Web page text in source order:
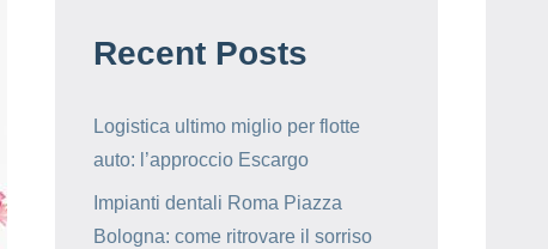
Recent Posts
Logistica ultimo miglio per flotte
auto: l’approccio Escargo
Impianti dentali Roma Piazza
Bologna: come ritrovare il sorriso